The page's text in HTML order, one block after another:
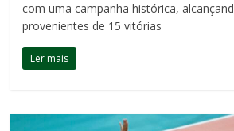
com uma campanha histórica,
provenientes de 15 vitórias
Ler mais